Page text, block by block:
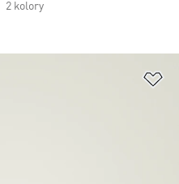
2 kolory